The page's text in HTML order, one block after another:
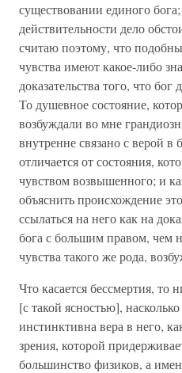
существовании единого
действительности дело
считаю поэтому, что
чувства имеют какое-либо
доказательства того, что бог
То душевное состояние,
возбуждали во мне
внутренне связано с верой в
отличается от состояния,
чувством возвышенного; и
объяснить происхождение
ссылаться на него как на
бога с большим правом, чем
чувства такого же рода,
Что касается бессмертия, то
[с такой ясностью],
инстинктивна вера в него,
зрения, которой
большинство физиков, а